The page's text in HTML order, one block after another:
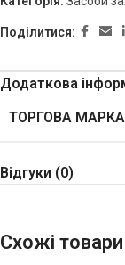
Поділитися:
Додаткова
ТОРГОВА МАРКА
Відгуки (0)
Схожі товари